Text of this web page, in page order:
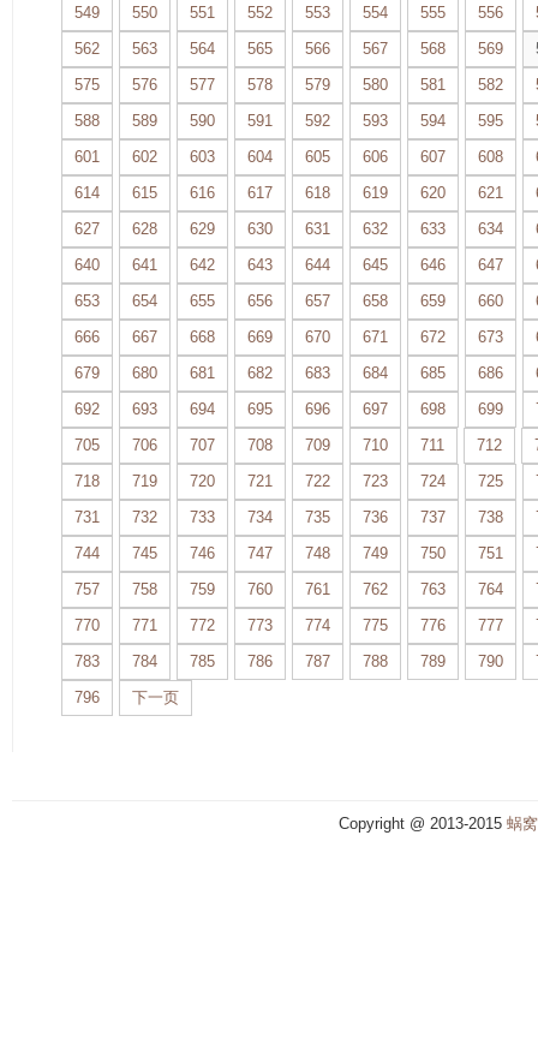
549
550 551 552 553 554 555 556
562
563 564 565 566 567 568 569
575
576 577 578 579 580 581 582
588
589 590 591 592 593 594 595
601
602 603 604 605 606 607 608
614
615 616 617 618 619 620 621
627
628 629 630 631 632 633 634
640
641 642 643 644 645 646 647
653
654 655 656 657 658 659 660
666
667 668 669 670 671 672 673
679
680 681 682 683 684 685 686
692
693 694 695 696 697 698 699
705
706 707 708 709 710 711 712
718
719 720 721 722 723 724 725
731
732 733 734 735 736 737 738
744
745 746 747 748 749 750 751
757
758 759 760 761 762 763 764
770
771 772 773 774 775 776 777
783
784 785 786 787 788 789 790
796
下一页
Copyright @ 2013-2015 蜗